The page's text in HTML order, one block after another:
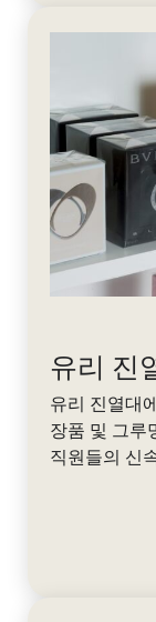
유리 진
유리 진열대
장품 및 그루
직원들의 신